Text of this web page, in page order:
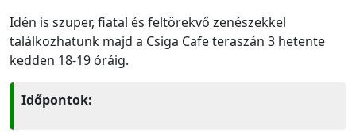
Idén is szuper, fiatal és feltörekvő zenészekkel
találkozhatunk majd a Csiga Cafe teraszán 3 hetente
kedden 18-19 óráig.
Időpontok: